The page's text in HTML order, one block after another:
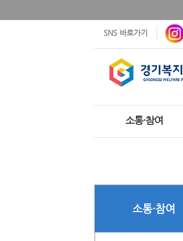
SNS 바로가기
소통·참여
소통·참여